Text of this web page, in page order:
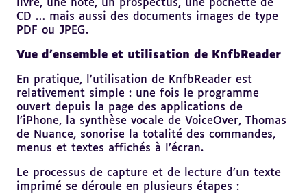
livre, une note, un prospectus, une pochette de
CD … mais aussi des documents images de type
PDF ou JPEG.
Vue d’ensemble et utilisation de KnfbReader
En pratique, l’utilisation de KnfbReader est
relativement simple : une fois le programme
ouvert depuis la page des applications de
l’iPhone, la synthèse vocale de VoiceOver, Thomas
de Nuance, sonorise la totalité des commandes,
menus et textes affichés à l’écran.
Le processus de capture et de lecture d’un texte
imprimé se déroule en plusieurs étapes :